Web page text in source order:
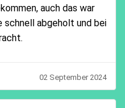
auch das war
schnell abgeholt und bei
02 September 2024